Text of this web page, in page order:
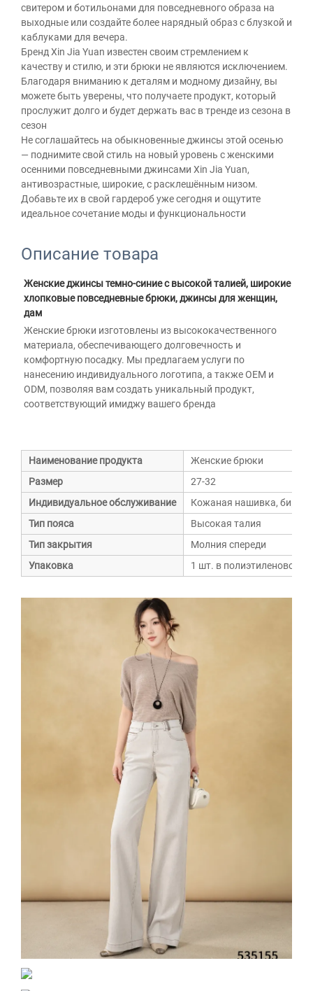
свитером и ботильонами для повседневного образа на
выходные или создайте более нарядный образ с блузкой и
каблуками для вечера.
Бренд Xin Jia Yuan известен своим стремлением к
качеству и стилю, и эти брюки не являются исключением.
Благодаря вниманию к деталям и модному дизайну, вы
можете быть уверены, что получаете продукт, который
прослужит долго и будет держать вас в тренде из сезона в
сезон
Не соглашайтесь на обыкновенные джинсы этой осенью
— поднимите свой стиль на новый уровень с женскими
осенними повседневными джинсами Xin Jia Yuan,
антивозрастные, широкие, с расклешённым низом.
Добавьте их в свой гардероб уже сегодня и ощутите
идеальное сочетание моды и функциональности
Описание товара
Женские джинсы темно-синие с высокой талией, широкие
хлопковые повседневные брюки, джинсы для женщин,
дам
Женские брюки изготовлены из высококачественного
материала, обеспечивающего долговечность и
комфортную посадку. Мы предлагаем услуги по
нанесению индивидуального логотипа, а также OEM и
ODM, позволяя вам создать уникальный продукт,
соответствующий имиджу вашего бренда
Наименование продукта
Женские брюки
Размер
27-32
Индивидуальное обслуживание
Кожаная нашивка, бирка,
Тип пояса
Высокая талия
Тип закрытия
Молния спереди
Упаковка
1 шт. в полиэтиленовом